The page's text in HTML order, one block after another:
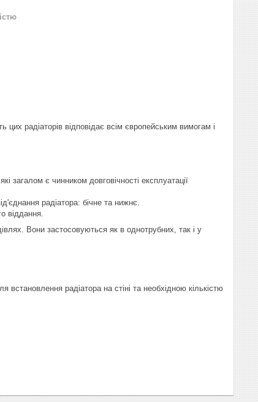
радіаторів відповідає всім європейським вимогам і
загалом є чинником довговічності експлуатації
радіатора: бічне та нижнє.
віддання.
Вони застосовуються як в однотрубних, так і у
встановлення радіатора на стіні та необхідною кількістю